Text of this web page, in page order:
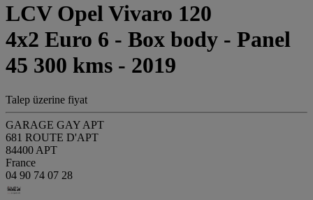
LCV Opel Vivaro 120
4x2 Euro 6 - Box body - Panel
45 300 kms - 2019
Talep üzerine fiyat
GARAGE GAY APT
681 ROUTE D'APT
84400 APT
France
04 90 74 07 28